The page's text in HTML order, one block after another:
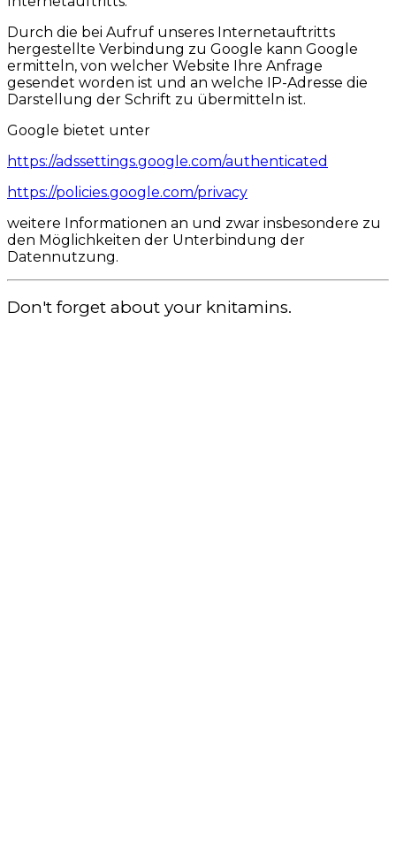
Durch die bei Aufruf unseres Internetauftritts
hergestellte Verbindung zu Google kann Google
ermitteln, von welcher Website Ihre Anfrage
gesendet worden ist und an welche IP-Adresse die
Darstellung der Schrift zu übermitteln ist.
Google bietet unter
https://adssettings.google.com/authenticated
https://policies.google.com/privacy
weitere Informationen an und zwar insbesondere zu
den Möglichkeiten der Unterbindung der
Datennutzung.
Don't forget about your knitamins.